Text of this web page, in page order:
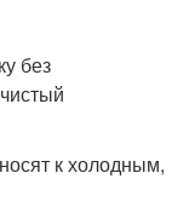
к холодным,